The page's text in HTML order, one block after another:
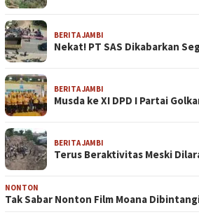
BERITA JAMBI
Nekat! PT SAS Dikabarkan
BERITA JAMBI
Musda ke XI DPD I Partai
BERITA JAMBI
Terus Beraktivitas Meski
NONTON
Tak Sabar Nonton Film Moana